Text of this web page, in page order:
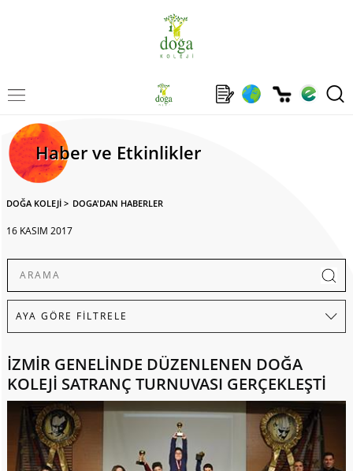
Haber ve Etkinlikler
DOĞA KOLEJİ > DOGA'DAN HABERLER
16 KASIM 2017
İZMİR GENELİNDE DÜZENLENEN DOĞA
KOLEJİ SATRANÇ TURNUVASI GERÇEKLEŞTİ